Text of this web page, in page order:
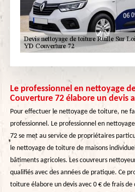
Le professionnel en nettoyage
Couverture 72 élabore un devis
Pour effectuer le nettoyage de toiture, ne
professionnel. Le professionnel en
72 se met au service de propriétaires
le nettoyage de toiture de maisons
bâtiments agricoles. Les couvreurs
qualifiés avec des années de pratique. Ce
toiture élabore un devis avec 0 € de frais de